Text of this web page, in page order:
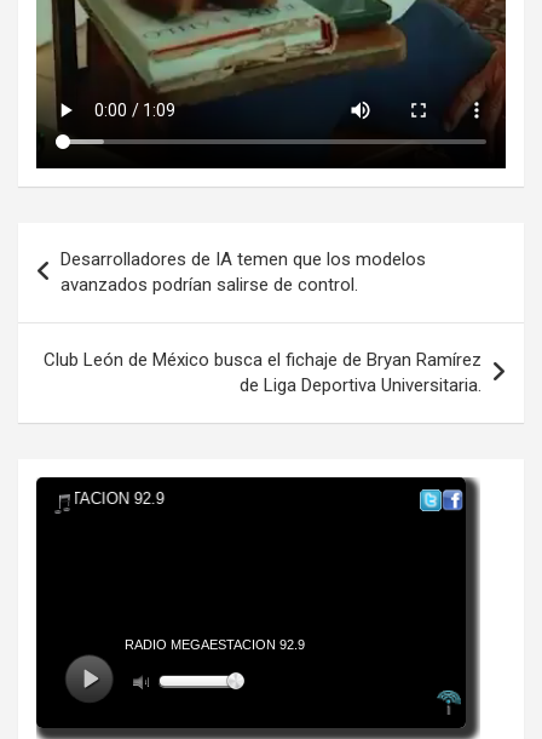
de
entradas
Desarrolladores de IA temen que los modelos
avanzados podrían salirse de control.
Club León de México busca el fichaje de Bryan Ramírez
de Liga Deportiva Universitaria.